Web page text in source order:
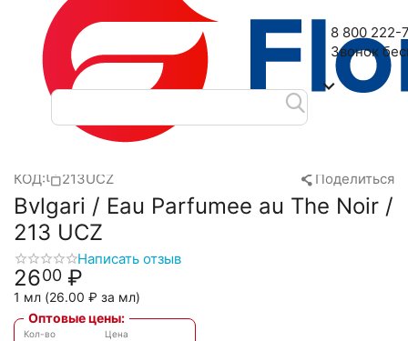
Наш адрес: 2-я Дубровская улица, 6
8 800 222-
Звонок
КОД: 213UCZ Поделиться
Bvlgari / Eau Parfumee au The Noir /
213 UCZ
Написать отзыв
2600 ₽
1 мл (26.00 ₽ за мл)
Оптовые цены:
Кол-во Цена